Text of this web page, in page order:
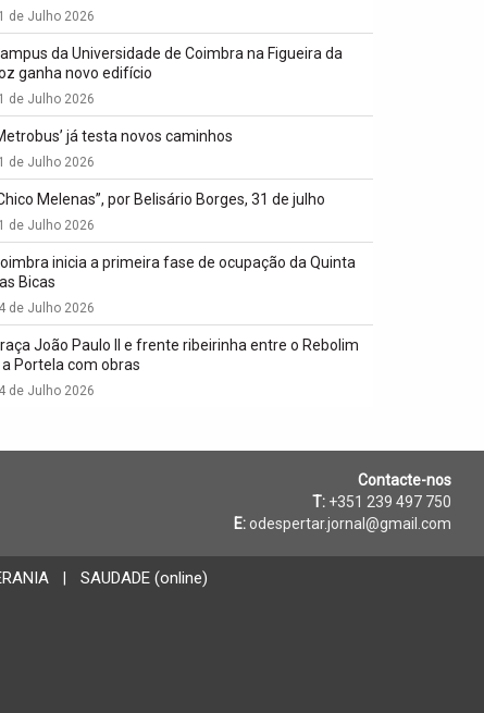
de Julho 2026
da Universidade de Coimbra na Figueira da
ganha novo edifício
de Julho 2026
já testa novos caminhos
de Julho 2026
Melenas”, por Belisário Borges, 31 de julho
de Julho 2026
inicia a primeira fase de ocupação da Quinta
Bicas
de Julho 2026
João Paulo II e frente ribeirinha entre o Rebolim
a Portela com obras
de Julho 2026
Contacte-nos
T: +351 239 497 750
E: odespertar.jornal@gmail.com
| SAUDADE (online)